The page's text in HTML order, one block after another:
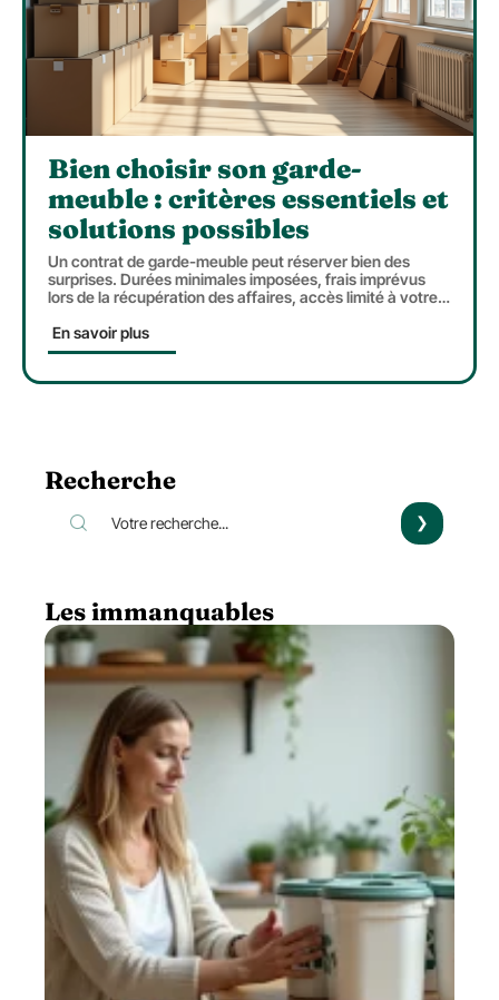
Bien choisir son garde-
meuble : critères essentiels et
solutions possibles
Un contrat de garde-meuble peut réserver bien des
surprises. Durées minimales imposées, frais imprévus
lors de la récupération des affaires, accès limité à votre…
En savoir plus
Recherche
Les immanquables